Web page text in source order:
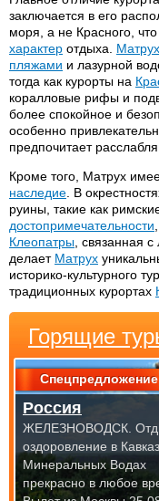
заключается в его
моря, а не Красного,
характер отдыха. Матрух
пляжами и лазурной
тогда как курорты на
коралловые рифы и
более спокойное и
особенно
предпочитает
Кроме того, Матрyх
наследие . В
руины, такие как
достопримечательности
Клеопатры , связанная
делает Матрух
историко-культурного
традиционных курортах
Горящие
Спецпредложение
Россия
ЖЕЛЕЗНОВОДСК.
оздоровление в
Минеральных Водах
прекрасно в любое